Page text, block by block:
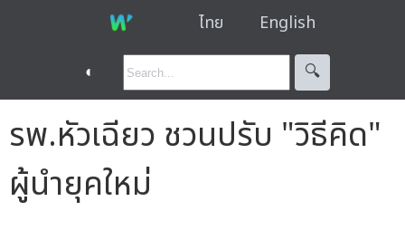
ไทย English
◐ 🔍︎
รพ.หัวเฉียว ชวนปรับ "วิธีคิด"
ผู้นำยุคใหม่